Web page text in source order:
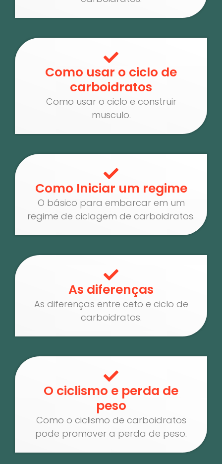
Como usar o ciclo de
carboidratos
Como usar o ciclo e construir
musculo.
Como Iniciar um regime
O básico para embarcar em um
regime de ciclagem de carboidratos.
As diferenças
As diferenças entre ceto e ciclo de
carboidratos.
O ciclismo e perda de
peso
Como o ciclismo de carboidratos
pode promover a perda de peso.